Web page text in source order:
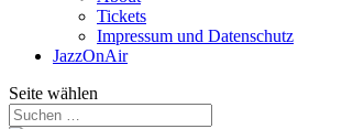
Tickets
Impressum und Datenschutz
JazzOnAir
Seite wählen